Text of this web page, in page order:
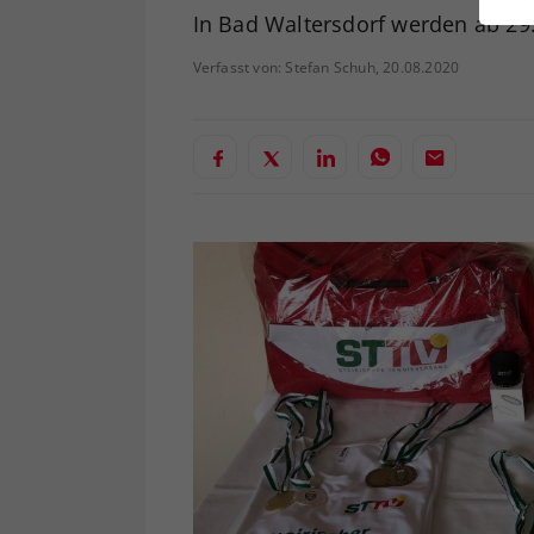
In Bad Waltersdorf werden ab
Verfasst von: Stefan Schuh, 20.08.2020